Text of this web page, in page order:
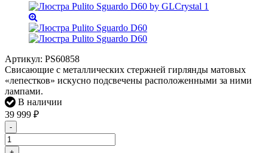
Артикул: PS60858
Свисающие с металлических стержней гирлянды матовых
«лепестков» искусно подсвечены расположенными за ними
лампами.
В наличии
39 999 ₽
-